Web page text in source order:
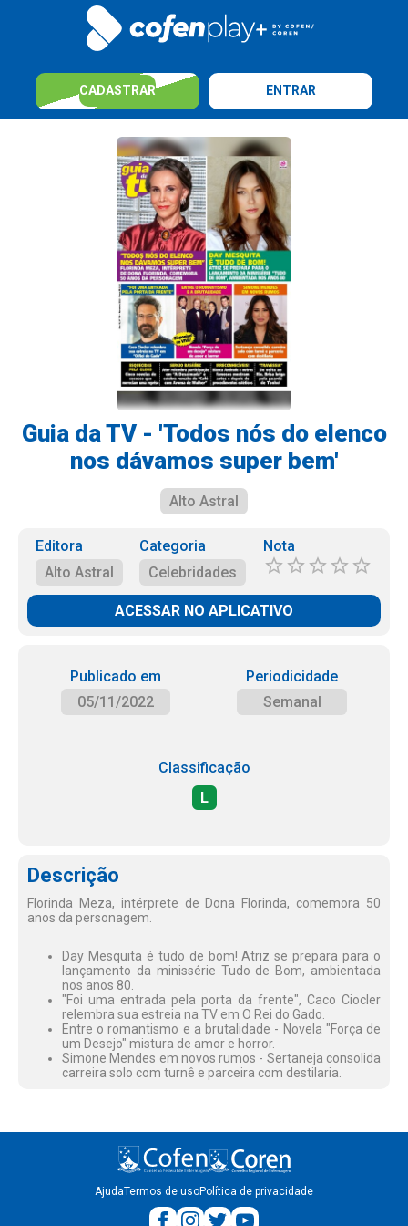
CADASTRAR ENTRAR
Guia da TV - 'Todos nós do elenco
nos dávamos super bem'
Alto Astral
Editora
Alto Astral
Categoria
Celebridades
Nota
ACESSAR NO APLICATIVO
Publicado em
05/11/2022
Periodicidade
Semanal
Classificação
L
Descrição
Florinda Meza, intérprete de Dona Florinda, comemora 50
anos da personagem.
Day Mesquita é tudo de bom! Atriz se prepara para o
lançamento da minissérie Tudo de Bom, ambientada
nos anos 80.
"Foi uma entrada pela porta da frente", Caco Ciocler
relembra sua estreia na TV em O Rei do Gado.
Entre o romantismo e a brutalidade - Novela "Força de
um Desejo" mistura de amor e horror.
Simone Mendes em novos rumos - Sertaneja consolida
carreira solo com turnê e parceira com destilaria.
AjudaTermos de usoPolítica de privacidade